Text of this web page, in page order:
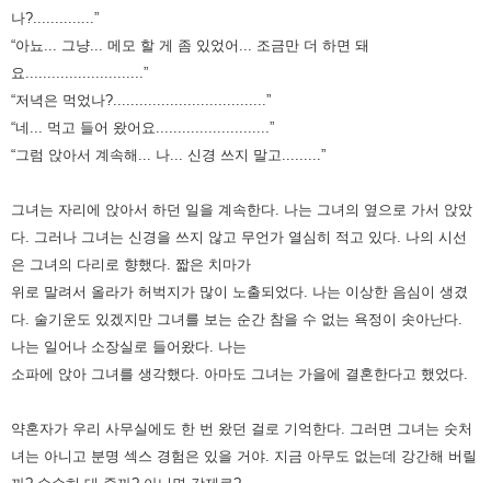
나?..............”
“아뇨... 그냥... 메모 할 게 좀 있었어... 조금만 더 하면 돼
요...........................”
“저녁은 먹었나?...................................”
“네... 먹고 들어 왔어요..........................”
“그럼 앉아서 계속해... 나... 신경 쓰지 말고.........”
그녀는 자리에 앉아서 하던 일을 계속한다. 나는 그녀의 옆으로 가서 앉았
다.
그러나 그녀는 신경을 쓰지 않고 무언가 열심히 적고 있다. 나의 시선
은 그녀의 다리로 향했다. 짧은 치마가
위로 말려서 올라가 허벅지가 많이 노출되었다. 나는 이상한 음심이 생겼
다. 술기운도 있겠지만 그녀를 보는 순간 참을 수 없는 욕정이 솟아난다.
나는 일어나 소장실로 들어왔다. 나는
소파에 앉아 그녀를 생각했다. 아마도 그녀는 가을에 결혼한다고 했었다.
약혼자가 우리 사무실에도 한 번 왔던 걸로 기억한다. 그러면 그녀는 숫처
녀는 아니고 분명 섹스 경험은 있을 거야. 지금 아무도 없는데 강간해 버릴